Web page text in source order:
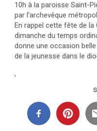
10h à la paroisse Saint-
par l’archevêque
En rappel cette fête de la
dimanche du temps
donne une occasion
de la jeunesse dans le
,